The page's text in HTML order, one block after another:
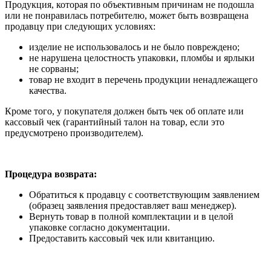
Продукция, которая по объективным причинам не подошла
или не понравилась потребителю, может быть возвращена
продавцу при следующих условиях:
изделие не использовалось и не было повреждено;
не нарушена целостность упаковки, пломбы и ярлыки
не сорваны;
товар не входит в перечень продукции ненадлежащего
качества.
Кроме того, у покупателя должен быть чек об оплате или
кассовый чек (гарантийный талон на товар, если это
предусмотрено производителем).
Процедура возврата:
Обратиться к продавцу с соответствующим заявлением
(образец заявления предоставляет ваш менеджер).
Вернуть товар в полной комплектации и в целой
упаковке согласно документации.
Предоставить кассовый чек или квитанцию.